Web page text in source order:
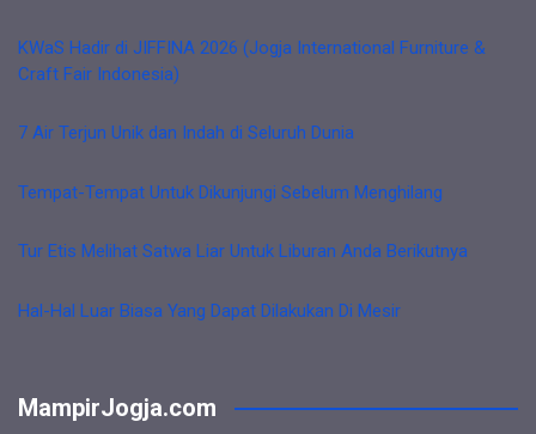
KWaS Hadir di JIFFINA 2026 (Jogja International Furniture &
Craft Fair Indonesia)
7 Air Terjun Unik dan Indah di Seluruh Dunia
Tempat-Tempat Untuk Dikunjungi Sebelum Menghilang
Tur Etis Melihat Satwa Liar Untuk Liburan Anda Berikutnya
Hal-Hal Luar Biasa Yang Dapat Dilakukan Di Mesir
MampirJogja.com